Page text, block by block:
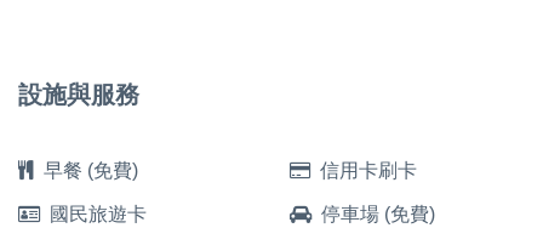
設施與服務
早餐 (免費) 信用卡刷卡
國民旅遊卡 停車場 (免費)